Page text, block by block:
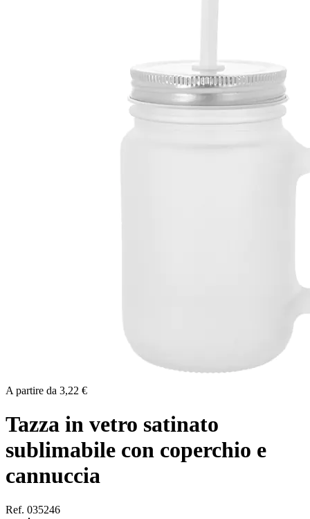
A partire da 3,22 €
Tazza in vetro satinato
sublimabile con coperchio e
cannuccia
Ref. 035246